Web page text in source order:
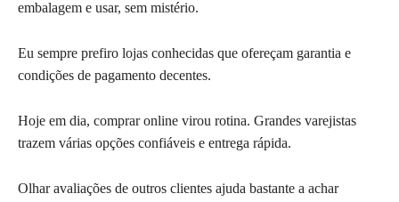
embalagem e usar, sem mistério.
Eu sempre prefiro lojas conhecidas que ofereçam garantia e
condições de pagamento decentes.
Hoje em dia, comprar online virou rotina. Grandes varejistas
trazem várias opções confiáveis e entrega rápida.
Olhar avaliações de outros clientes ajuda bastante a achar